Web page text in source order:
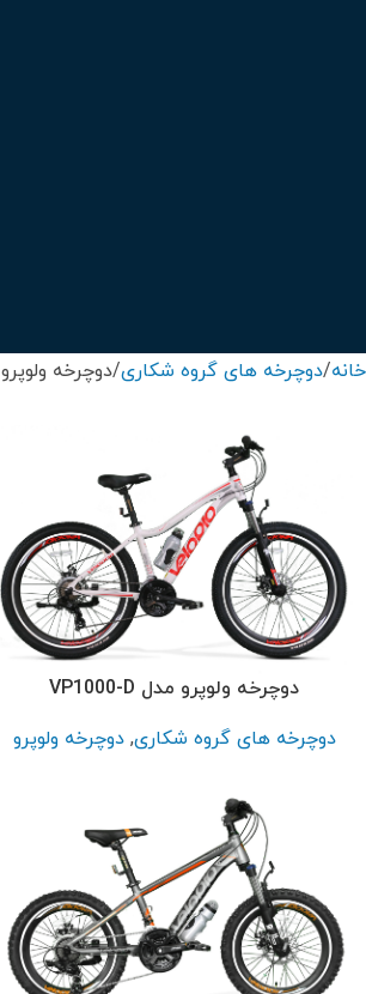
درباره برند اورلرد (OVERLORD)
سایز 29
سایز 27.5
سایز 26
پر بازدید ترین
سایز 24
سایز 20
سایز 16
خانه دوچرخه های گروه شکاری دوچرخه ولوپرو
دوچرخه ولوپرو مدل VP1000-D
دوچرخه های گروه شکاری,دوچرخه ولوپرو